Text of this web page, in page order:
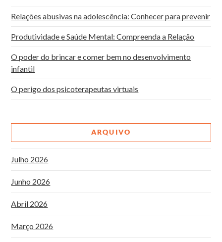
Relações abusivas na adolescência: Conhecer para prevenir
Produtividade e Saúde Mental: Compreenda a Relação
O poder do brincar e comer bem no desenvolvimento
infantil
O perigo dos psicoterapeutas virtuais
ARQUIVO
Julho 2026
Junho 2026
Abril 2026
Março 2026